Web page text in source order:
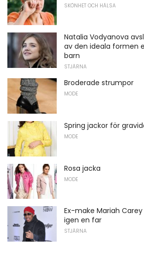
SKÖNHET OCH HÄLSA
Natalia Vodyanova
av den ideala formen
barn
STJÄRNA
Broderade strumpor
MODE
Spring jackor för
MODE
Rosa jacka
MODE
Ex-make Mariah
igen en far
STJÄRNA